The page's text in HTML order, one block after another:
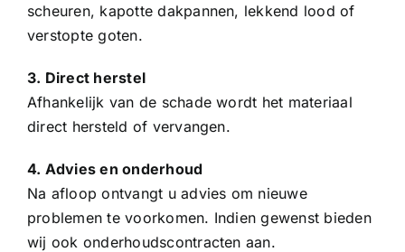
scheuren, kapottedakpannen, lekkend lood of
verstopte goten.
3. Direct herstel
Afhankelijk van de schade wordt het materiaal
direct hersteld of vervangen.
4. Advies en onderhoud
Na afloop ontvangt u advies om nieuwe
problemen te voorkomen. Indien gewenst bieden
wij ook onderhoudscontracten aan.